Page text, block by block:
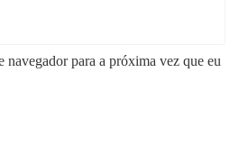
navegador para a próxima vez que eu